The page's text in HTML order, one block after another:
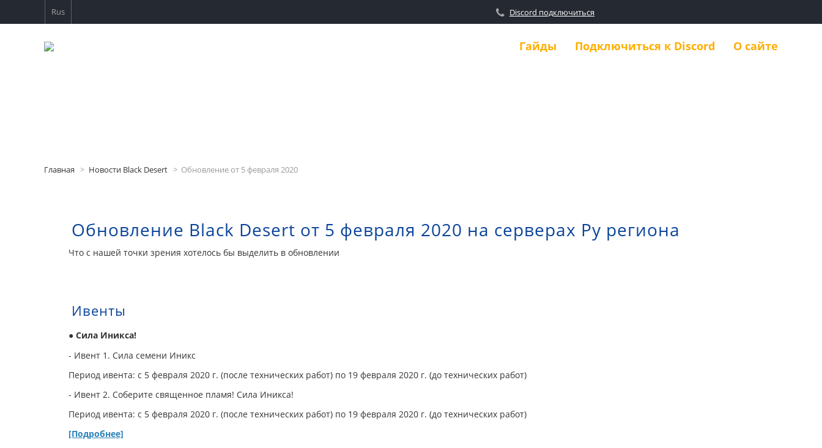
Rus Discord подключиться
Гайды Подключиться к Discord О сайте
Главная Новости Black Desert Обновление от 5 февраля 2020
Обновление Black Desert от 5 февраля 2020 на серверах Ру региона
Что с нашей точки зрения хотелось бы выделить в обновлении
Ивенты
● Сила Иникса!
- Ивент 1. Сила семени Иникс
Период ивента: с 5 февраля 2020 г. (после технических работ) по 19 февраля 2020 г. (до технических работ)
- Ивент 2. Соберите священное пламя! Сила Иникса!
Период ивента: с 5 февраля 2020 г. (после технических работ) по 19 февраля 2020 г. (до технических работ)
[Подробнее]